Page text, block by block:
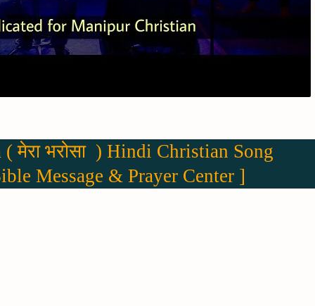
( मेरा भरोसा ) Hindi Christian Song
Message & Prayer Center ]